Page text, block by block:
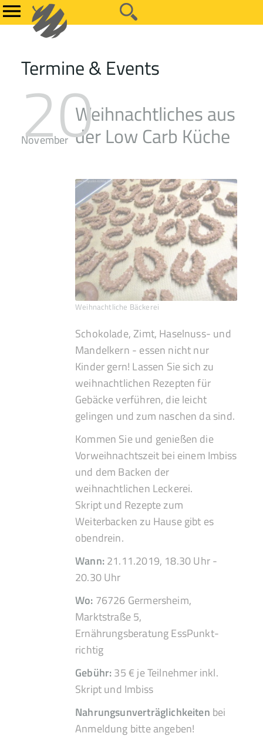
Termine & Events
Weihnachtliches aus
der Low Carb Küche
20
November
Weihnachtliche Bäckerei
Schokolade, Zimt, Haselnuss- und
Mandelkern - essen nicht nur
Kinder gern! Lassen Sie sich zu
weihnachtlichen Rezepten für
Gebäcke verführen, die leicht
gelingen und zum naschen da sind.
Kommen Sie und genießen die
Vorweihnachtszeit bei einem Imbiss
und dem Backen der
weihnachtlichen Leckerei.
Skript und Rezepte zum
Weiterbacken zu Hause gibt es
obendrein.
Wann:21.11.2019, 18.30 Uhr -
20.30 Uhr
Wo: 76726 Germersheim,
Marktstraße 5,
Ernährungsberatung EssPunkt-
richtig
Gebühr:35 € je Teilnehmer inkl.
Skript und Imbiss
Nahrungsunverträglichkeiten bei
Anmeldung bitte angeben!